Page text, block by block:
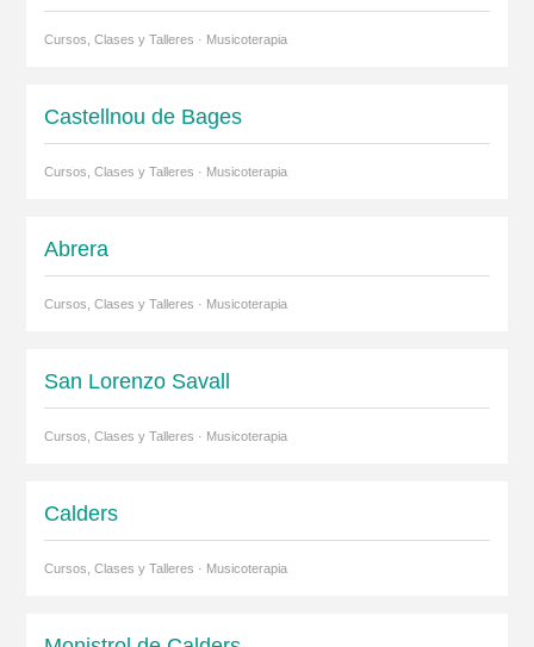
Cursos, Clases y Talleres · Musicoterapia
Castellnou de Bages
Cursos, Clases y Talleres · Musicoterapia
Abrera
Cursos, Clases y Talleres · Musicoterapia
San Lorenzo Savall
Cursos, Clases y Talleres · Musicoterapia
Calders
Cursos, Clases y Talleres · Musicoterapia